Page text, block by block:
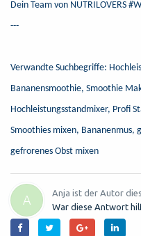
Dein Team von NUTRILOVERS
---
Verwandte Suchbegriffe:
Bananensmoothie, Smoothie
Hochleistungsstandmixer, Profi
Smoothies mixen, Bananenmus,
gefrorenes Obst mixen
A
Anja ist der Autor
War diese Antwort